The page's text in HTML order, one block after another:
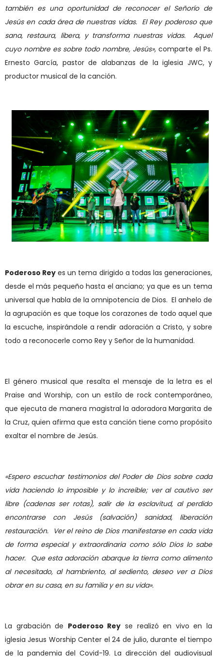
también es una oportunidad de reconocer el Señorío de
Jesús en cada área de nuestras vidas. El Rey poderoso que
sana, restaura, libera, y transforma nuestras vidas.
Aquel
cuyo nombre es sobre todo nombre, Jesús», comparte el Ps.
Ernesto García, pastor de alabanzas de la iglesia JWC, y
productor musical de la canción.
Poderoso Rey es un tema dirigido a todas las generaciones,
desde el más pequeño hasta el anciano; ya que es un tema
universal que habla de la omnipotencia de Dios. El anhelo de
la agrupación es que toque los corazones de todo aquel que
la escuche, inspirándole a rendir adoración a Cristo, y sobre
todo a reconocerle como Rey y Señor de la humanidad.
El género musical que resalta el mensaje de la letra es el
Praise and Worship, con un estilo de rock contemporáneo,
que ejecuta de manera magistral la adoradora Margarita de
la Cruz, quien afirma que esta canción tiene como propósito
exaltar el nombre de Jesús.
«Espero escuchar testimonios del Poder de Dios sobre cada
vida haciendo lo imposible y lo increíble; ver al cautivo ser
libre (cadenas ser rotas), salir de la esclavitud, al perdido
encontrarse con Jesús (salvación) sanidad, liberación
restauración. Ver el reino de Dios manifestarse en cada vida
de forma especial y extraordinaria como sólo Dios lo sabe
hacer. Que esta adoración abarque la tierra como alimento
al necesitado, al hambriento, al sediento, deseo ver a Dios
obrar en su casa, en su familia y en su vida».
La grabación de Poderoso Rey se realizóen vivo en la
iglesia Jesus Worship Center el 24 de julio, durante el tiempo
de la pandemia del Covid-19. La dirección del audiovisual